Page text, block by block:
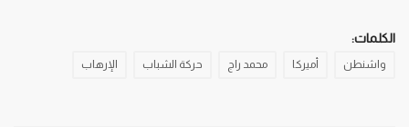
الكلمات:
واشنطن أميركا محمد راج حركة الشباب الإرهاب